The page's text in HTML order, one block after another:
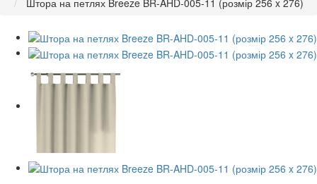
Штора на петлях Breeze BR-AHD-005-11 (розмір 256 x 276)